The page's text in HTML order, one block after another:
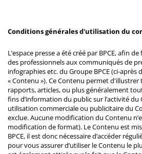
Conditions générales d'utilisation du
L’espace presse a été créé par BPCE, afin
des professionnels aux communiqués de
infographies etc. du Groupe BPCE (ci-après
« Contenu »). Ce Contenu permet
rapports, articles, ou plus généralement
fins d’information du public sur l’activité du
utilisation commerciale ou publicitaire du
exclue. Aucune modification du Contenu
modification de format). Le Contenu est
BPCE, il est donc nécessaire d’accéder
pour vous assurer d’utiliser le Contenu le